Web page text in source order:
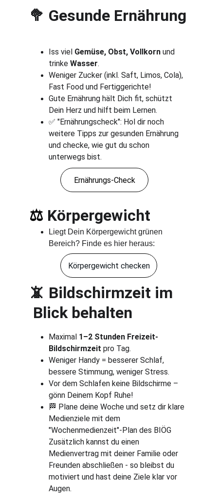
🥦 Gesunde Ernährung
Iss viel Gemüse, Obst, Vollkorn und
trinke Wasser.
Weniger Zucker (inkl. Saft, Limos, Cola),
Fast Food und Fertiggerichte!
Gute Ernährung hält Dich fit, schützt
Dein Herz und hilft beim Lernen.
✅ "Ernährungscheck": Hol dir noch
weitere Tipps zur gesunden Ernährung
und checke, wie gut du schon
unterwegs bist.
⚖️ Körpergewicht
Liegt Dein Körpergewicht grünen
Bereich? Finde es hier heraus:
Körpergewicht checken
📵 Bildschirmzeit im
Blick behalten
Maximal 1–2 Stunden Freizeit-
Bildschirmzeit pro Tag.
Weniger Handy = besserer Schlaf,
bessere Stimmung, weniger Stress.
Vor dem Schlafen keine Bildschirme –
gönn Deinem Kopf Ruhe!
🏁 Plane deine Woche und setz dir klare
Medienziele mit dem
"Wochenmedienzeit"-Plan des BIÖG
Zusätzlich kannst du einen
Medienvertrag mit deiner Familie oder
Freunden abschließen - so bleibst du
motiviert und hast deine Ziele klar vor
Augen.
Ernährungs-Check